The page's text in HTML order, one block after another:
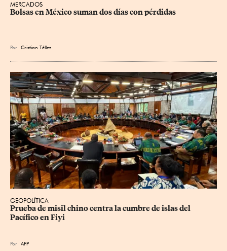
MERCADOS
Bolsas en México suman dos días con pérdidas
Por Cristian Téllez
GEOPOLÍTICA
Prueba de misil chino centra la cumbre de islas del
Pacífico en Fiyi
Por AFP